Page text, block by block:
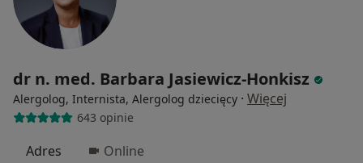
dr n. med. Barbara Jasiewicz-Honkisz
Alergolog, Internista, Alergolog dziecięcy · Więcej
643 opinie
Adres Online